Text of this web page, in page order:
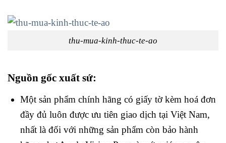
thu-mua-kinh-thuc-te-ao
Nguồn gốc xuất sứ:
Một sản phẩm chính hãng có giấy tờ kèm hoá đơn
đầy đủ luôn được ưu tiên giao dịch tại Việt Nam,
nhất là đối với những sản phẩm còn bảo hành